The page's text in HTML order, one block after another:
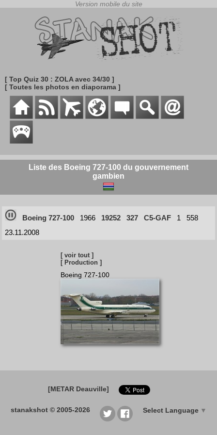
[ Top Quiz 30 : ZOLA avec 34/30 ]
[ Toutes les photos en diaporama ]
Liste des Boeing 727-100 du gouvernement
gambien
Boeing 727-100 1966 19252 327 C5-GAF 1
558
23.11.2008
[ voir tout ]
[ Production ]
Boeing 727-100
[METAR Deauville]
stanakshot © 2005-2026 Select Language ▼